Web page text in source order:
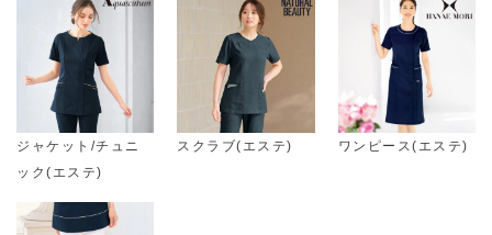
ジャケット/チュニ
ック(エステ)
スクラブ(エステ) ワンピース(エステ)